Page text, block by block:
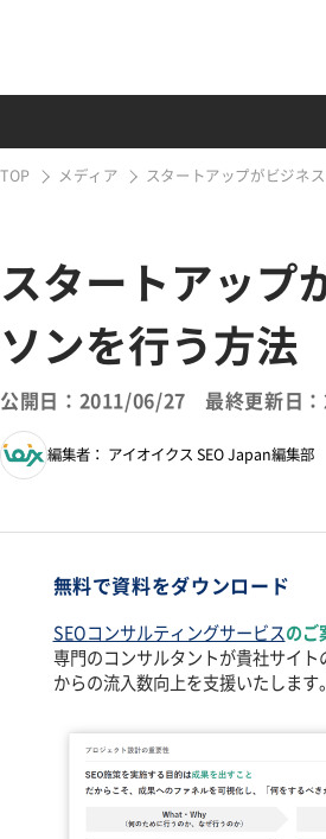
TOP メディア スタートアップがビジネ
スタートアップ
ソンを行う方法
公開日：2011/06/27 最終更新日
編集者： アイオイクス SEO Japan編集部
無料で資料をダウンロード
SEOコンサルティングサービスのご
専門のコンサルタントが貴社サイ
からの流入数向上を支援いたします。